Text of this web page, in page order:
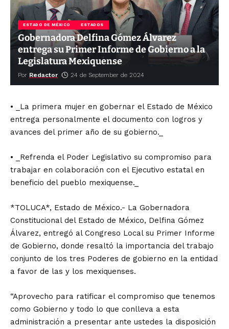
ESTADO DE MÉXICO ESTADOS
Gobernadora Delfina Gómez Álvarez
entrega su Primer Informe de Gobierno a la
Legislatura Mexiquense
Por Redactor 24 de September de 2024
• _La primera mujer en gobernar el Estado de México
entrega personalmente el documento con logros y
avances del primer año de su gobierno._
• _Refrenda el Poder Legislativo su compromiso para
trabajar en colaboración con el Ejecutivo estatal en
beneficio del pueblo mexiquense._
*TOLUCA*, Estado de México.- La Gobernadora
Constitucional del Estado de México, Delfina Gómez
Álvarez, entregó al Congreso Local su Primer Informe
de Gobierno, donde resaltó la importancia del trabajo
conjunto de los tres Poderes de gobierno en la entidad
a favor de las y los mexiquenses.
“Aprovecho para ratificar el compromiso que tenemos
como Gobierno y todo lo que conlleva a esta
administración a presentar ante ustedes la disposición